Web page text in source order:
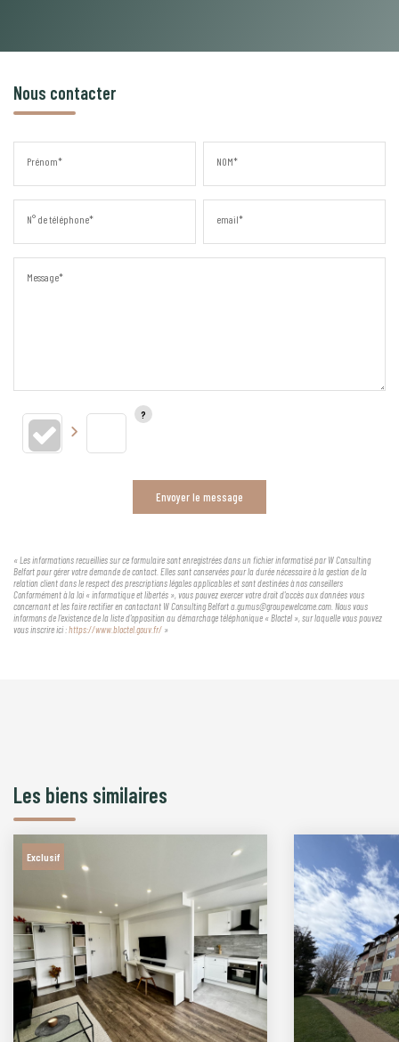
Nous contacter
Prénom* NOM*
N° de téléphone* email*
Message*
Envoyer le message
« Les informations recueillies sur ce formulaire sont enregistrées dans un fichier informatisé par W Consulting
Belfort pour gérer votre demande de contact. Elles sont conservées pour la durée nécessaire à la gestion de la
relation client dans le respect des prescriptions légales applicables et sont destinées à nos conseillers
Conformément à la loi « informatique et libertés », vous pouvez exercer votre droit d'accès aux données vous
concernant et les faire rectifier en contactant W Consulting Belfort a.gumus@groupewelcome.com. Nous vous
informons de l'existence de la liste d'opposition au démarchage téléphonique « Bloctel », sur laquelle vous pouvez
vous inscrire ici :https://www.bloctel.gouv.fr/ »
Les biens similaires
Exclusif